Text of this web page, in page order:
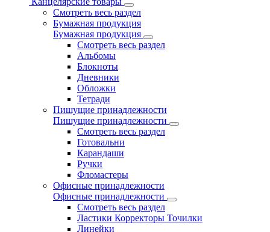
Смотреть весь раздел
Бумажная продукция
Бумажная продукция
Смотреть весь раздел
Альбомы
Блокноты
Дневники
Обложки
Тетради
Пишущие принадлежности
Пишущие принадлежности
Смотреть весь раздел
Готовальни
Карандаши
Ручки
Фломастеры
Офисные принадлежности
Офисные принадлежности
Смотреть весь раздел
Ластики Корректоры Точилки
Линейки